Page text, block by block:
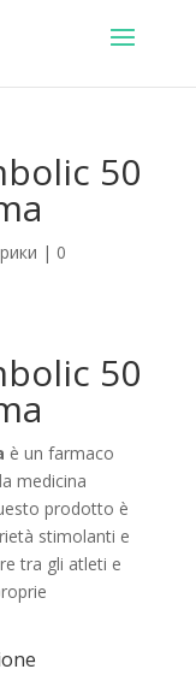
50
| 0
50
è un farmaco
medicina
prodotto è
stimolanti e
tra gli atleti e